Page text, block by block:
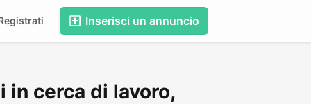
Inserisci un annuncio
in cerca di lavoro,